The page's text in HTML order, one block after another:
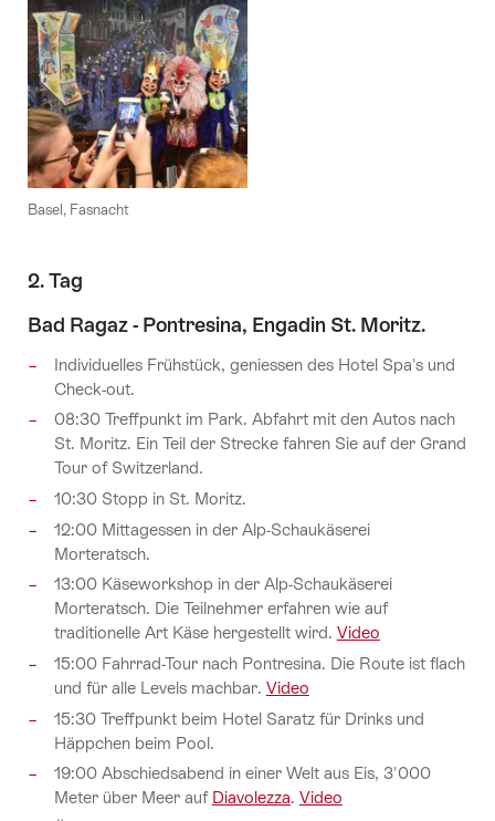
Basel, Fasnacht
2. Tag
Bad Ragaz - Pontresina, Engadin St. Moritz.
Individuelles Frühstück, geniessen des Hotel Spa's und
Check-out.
08:30 Treffpunkt im Park. Abfahrt mit den Autos nach
St. Moritz. Ein Teil der Strecke fahren Sie auf der Grand
Tour of Switzerland.
10:30 Stopp in St. Moritz.
12:00 Mittagessen in der Alp-Schaukäserei
Morteratsch.
13:00 Käseworkshop in der Alp-Schaukäserei
Morteratsch. Die Teilnehmer erfahren wie auf
traditionelle Art Käse hergestellt wird. Video
15:00 Fahrrad-Tour nach Pontresina. Die Route ist flach
und für alle Levels machbar. Video
15:30 Treffpunkt beim Hotel Saratz für Drinks und
Häppchen beim Pool.
19:00 Abschiedsabend in einer Welt aus Eis, 3'000
Meter über Meer auf Diavolezza. Video